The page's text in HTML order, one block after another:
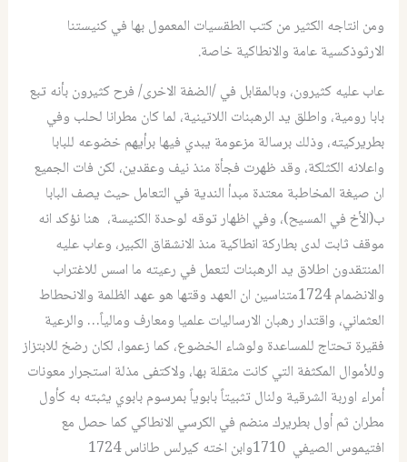
ومن انتاجه الكثير من كتب الطقسيات المعمول بها في كنيستنا
الارثوذكسية عامة والانطاكية خاصة.
عاب عليه كثيرون، وبالمقابل في /الضفة الاخرى/ فرح كثيرون بأنه تبع
بابا رومية، واطلق يد الرهبنات اللاتينية، لما كان مطرانا لحلب وفي
بطريركيته، وذلك برسالة مزعومة يبدي فيها برأيهم خضوعه للبابا
واعلانه الكثلكة، وقد ظهرت فجأة منذ نيف وعقدين، لكن فات الجميع
ان صيغة المخاطبة معتدة مبدأ الندية في التعامل حيث يصف البابا
ب(الأخ في المسيح)، وفي اظهار توقه لوحدة الكنيسة، هنا نؤكد انه
موقف ثابت لدى بطاركة انطاكية منذ الانشقاق الكبير، وعاب عليه
المنتقدون اطلاق يد الرهبنات لتعمل في رعيته ما اسس للاغتراب
والانضمام 1724متناسين ان العهد وقتها هو عهد الظلمة والانحطاط
العثماني، واقتدار رهبان الارساليات علميا ومعارف ومالياً… والرعية
فقيرة تحتاج للمساعدة ولوشاء الخضوع، كما زعموا، لكان رضخ للابتزاز
وللأموال المكثفة التي كانت مثقلة بها، ولاكتفى مذلة استجرار معونات
أمراء اوربة الشرقية ولنال تثبيتاً بابوياً بمرسوم بابوي يثبته به كأول
مطران ثم أول بطريرك منضم في الكرسي الانطاكي كما حصل مع
افتيموس الصيفي 1710وابن اخته كيرلس طاناس 1724